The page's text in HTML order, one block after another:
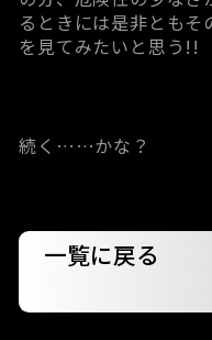
るときには是非とも
を見てみたいと思う!!
続く……かな？
一覧に戻る